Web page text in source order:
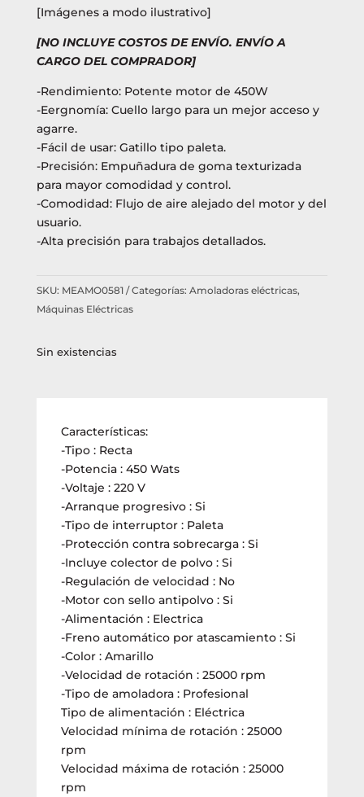
[Imágenes a modo ilustrativo]
[NO INCLUYE COSTOS DE ENVÍO. ENVÍO A
CARGO DEL COMPRADOR]
-Rendimiento: Potente motor de 450W
-Eergnomía: Cuello largo para un mejor acceso y
agarre.
-Fácil de usar: Gatillo tipo paleta.
-Precisión: Empuñadura de goma texturizada
para mayor comodidad y control.
-Comodidad: Flujo de aire alejado del motor y del
usuario.
-Alta precisión para trabajos detallados.
SKU: MEAMO0581 Categorías: Amoladoras eléctricas,
Máquinas Eléctricas
Sin existencias
Características:
-Tipo : Recta
-Potencia : 450 Wats
-Voltaje : 220 V
-Arranque progresivo : Si
-Tipo de interruptor : Paleta
-Protección contra sobrecarga : Si
-Incluye colector de polvo : Si
-Regulación de velocidad : No
-Motor con sello antipolvo : Si
-Alimentación : Electrica
-Freno automático por atascamiento : Si
-Color : Amarillo
-Velocidad de rotación : 25000 rpm
-Tipo de amoladora : Profesional
Tipo de alimentación : Eléctrica
Velocidad mínima de rotación : 25000
rpm
Velocidad máxima de rotación : 25000
rpm